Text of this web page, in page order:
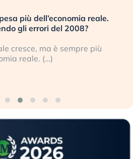
più dell’economia reale.
gli errori del 2008?
cresce, ma è sempre più
reale. (…)